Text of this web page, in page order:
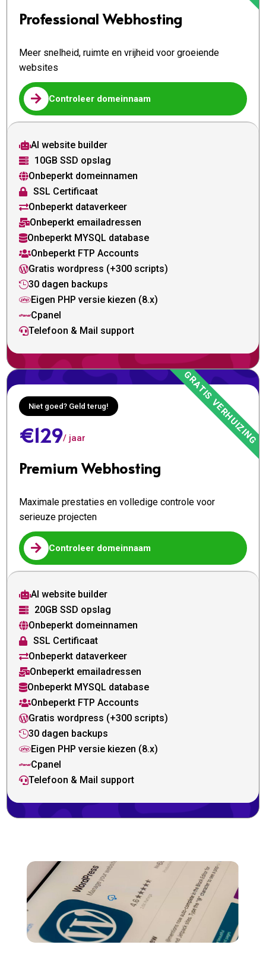
Professional Webhosting
Meer snelheid, ruimte en vrijheid voor groeiende
websites
 Controleer domeinnaam
AI website builder
 10GB SSD opslag
Onbeperkt domeinnamen
 SSL Certificaat
Onbeperkt dataverkeer
Onbeperkt emailadressen
Onbeperkt MYSQL database
Onbeperkt FTP Accounts
Gratis wordpress (+300 scripts)
30 dagen backups
Eigen PHP versie kiezen (8.x)
Cpanel
Telefoon & Mail support
Niet goed? Geld terug!
€129/ jaar
Premium Webhosting
Maximale prestaties en volledige controle voor
serieuze projecten
 Controleer domeinnaam
AI website builder
 20GB SSD opslag
Onbeperkt domeinnamen
 SSL Certificaat
Onbeperkt dataverkeer
Onbeperkt emailadressen
Onbeperkt MYSQL database
Onbeperkt FTP Accounts
Gratis wordpress (+300 scripts)
30 dagen backups
Eigen PHP versie kiezen (8.x)
Cpanel
Telefoon & Mail support